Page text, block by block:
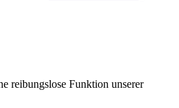
reibungslose Funktion unserer